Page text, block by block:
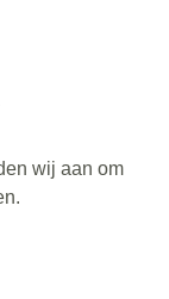
wij aan om